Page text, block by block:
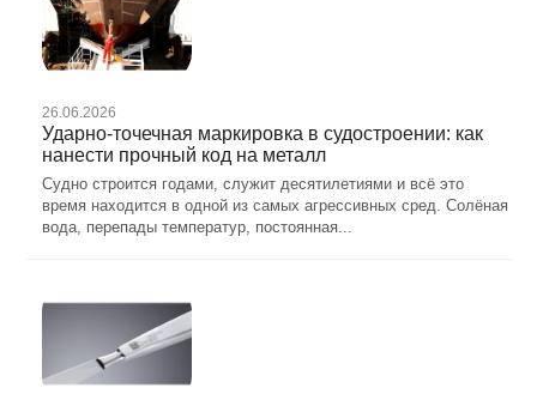
26.06.2026
Ударно-точечная маркировка в судостроении: как
нанести прочный код на металл
Судно строится годами, служит десятилетиями и всё это
время находится в одной из самых агрессивных сред. Солёная
вода, перепады температур, постоянная...